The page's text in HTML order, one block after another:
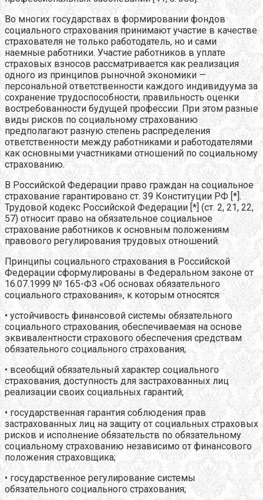
Во многих государствах в формировании фондов
социального страхования принимают участие в качестве
страхователя не только работодатель, но и сами
наемные работники. Участие работников в уплате
страховых взносов рассматривается как реализация
одного из принципов рыночной экономики —
персональной ответственности каждого индивидуума за
сохранение трудоспособности, правильность оценки
востребованности будущей профессии. При этом разные
виды рисков по социальному страхованию
предполагают разную степень распределения
ответственности между работниками и работодателями
как основными участниками отношений по социальному
страхованию.
В Российской Федерации право граждан на социальное
страхование гарантировано ст. 39 Конституции РФ [*].
Трудовой кодекс Российской Федерации [*] (ст. 2, 21, 22,
57) относит право на обязательное социальное
страхование работников к основным положениям
правового регулирования трудовых отношений.
Принципы социального страхования в Российской
Федерации сформулированы в Федеральном законе от
16.07.1999 № 165-ФЗ «Об основах обязательного
социального страхования», к которым относятся:
• устойчивость финансовой системы обязательного
социального страхования, обеспечиваемая на основе
эквивалентности страхового обеспечения средствам
обязательного социального страхования;
• всеобщий обязательный характер социального
страхования, доступность для застрахованных лиц
реализации своих социальных гарантий;
• государственная гарантия соблюдения прав
застрахованных лиц на защиту от социальных страховых
рисков и исполнение обязательств по обязательному
социальному страхованию независимо от финансового
положения страховщика;
• государственное регулирование системы
обязательного социального страхования;